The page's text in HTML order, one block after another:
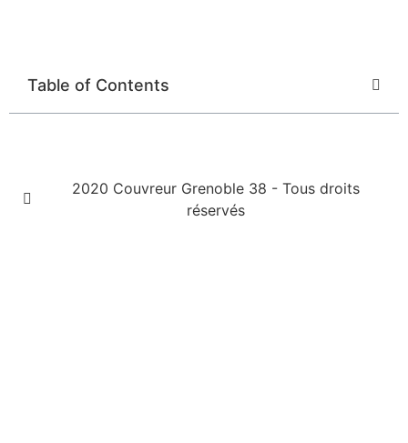
Table of Contents
2020 Couvreur Grenoble 38 - Tous droits
réservés